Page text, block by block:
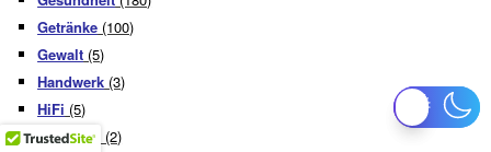
Getränke (100)
Gewalt (5)
Handwerk (3)
HiFi (5)
Inklusion (2)